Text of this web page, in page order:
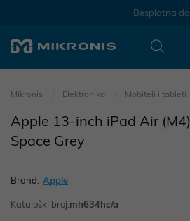
Besplatna
Mikronis Elektronika Mobiteli i tableti
Apple 13-inch iPad Air
Space Grey
Brand: Apple
Kataloški broj:mh634hc/a